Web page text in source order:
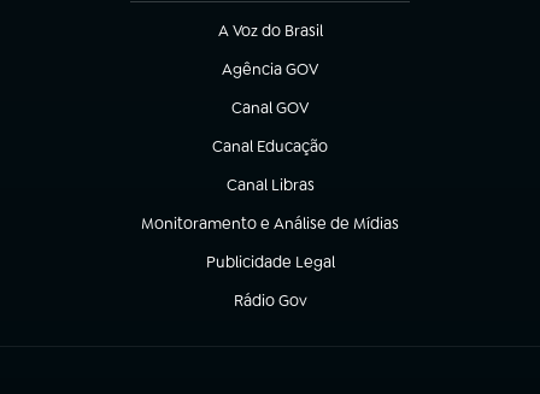
A Voz do Brasil
(abre em nova aba)
Agência GOV
(abre em nova aba)
Canal GOV
(abre em nova aba)
Canal Educação
(abre em nova aba)
Canal Libras
(abre em nova aba)
Monitoramento e Análise de Mídias
(abre em nova aba)
Publicidade Legal
(abre em nova aba)
Rádio Gov
(abre em nova aba)